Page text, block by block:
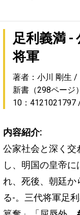
足利義満 -
将軍
著者：小川 剛生
新書（298ページ
10：4121021797
内容紹介:
公家社会と深く交
し、明国の皇帝
れ、死後、朝廷か
る-。三代将軍足